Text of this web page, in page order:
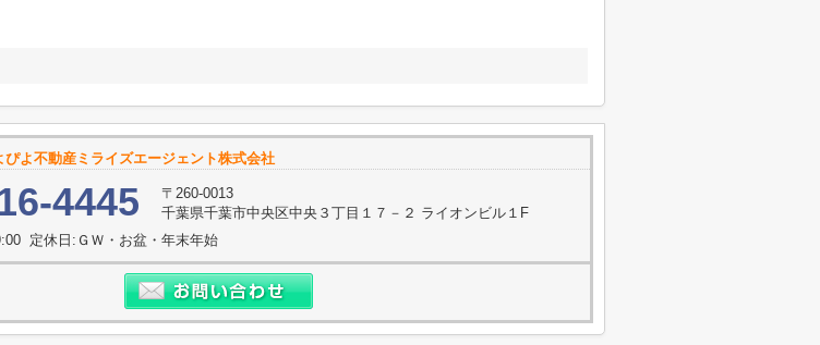
ぴよ不動産ミライズエージェント株式会社
4445
〒260-0013
千葉県千葉市中央区中央３丁目１７－２ ライオンビル１F
定休日:ＧＷ・お盆・年末年始